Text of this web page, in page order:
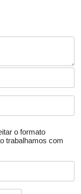
o formato
trabalhamos com